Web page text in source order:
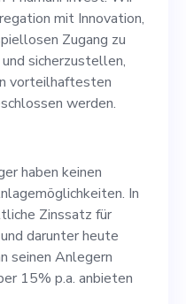
ähnlichen
2.
mit Innovation,
Zugang zu
sicherzustellen,
vorteilhaftesten
werden.
haben keinen
In
Zinssatz für
darunter heute
seinen Anlegern
15% p.a. anbieten